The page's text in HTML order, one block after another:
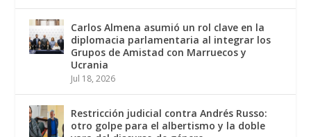
Carlos Almena asumió un rol clave en la
diplomacia parlamentaria al integrar los
Grupos de Amistad con Marruecos y
Ucrania
Jul 18, 2026
Restricción judicial contra Andrés Russo:
otro golpe para el albertismo y la doble